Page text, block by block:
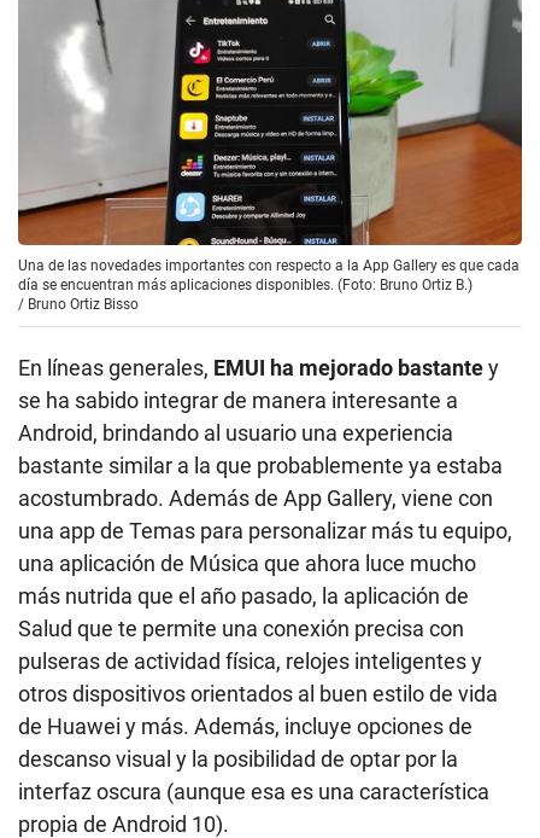
Una de las novedades importantes con respecto a la App Gallery es que cada
día se encuentran más aplicaciones disponibles. (Foto: Bruno Ortiz B.)
/ Bruno Ortiz Bisso
En líneas generales, EMUI ha mejorado bastantey
se ha sabido integrar de manera interesante a
Android, brindando al usuario una experiencia
bastante similar a la que probablemente ya estaba
acostumbrado. Además de App Gallery, viene con
una app de Temas para personalizar más tu equipo,
una aplicación de Música que ahora luce mucho
más nutrida que el año pasado, la aplicación de
Salud que te permite una conexión precisa con
pulseras de actividad física, relojes inteligentes y
otros dispositivos orientados al buen estilo de vida
de Huawei y más. Además, incluye opciones de
descanso visual y la posibilidad de optar por la
interfaz oscura (aunque esa es una característica
propia de Android 10).